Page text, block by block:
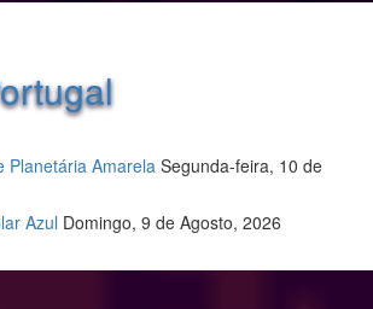
Planetária Amarela Segunda-feira, 10 de
Azul Domingo, 9 de Agosto, 2026